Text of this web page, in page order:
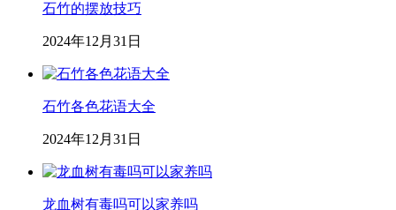
石竹的摆放技巧
2024年12月31日
石竹各色花语大全
2024年12月31日
龙血树有毒吗可以家养吗